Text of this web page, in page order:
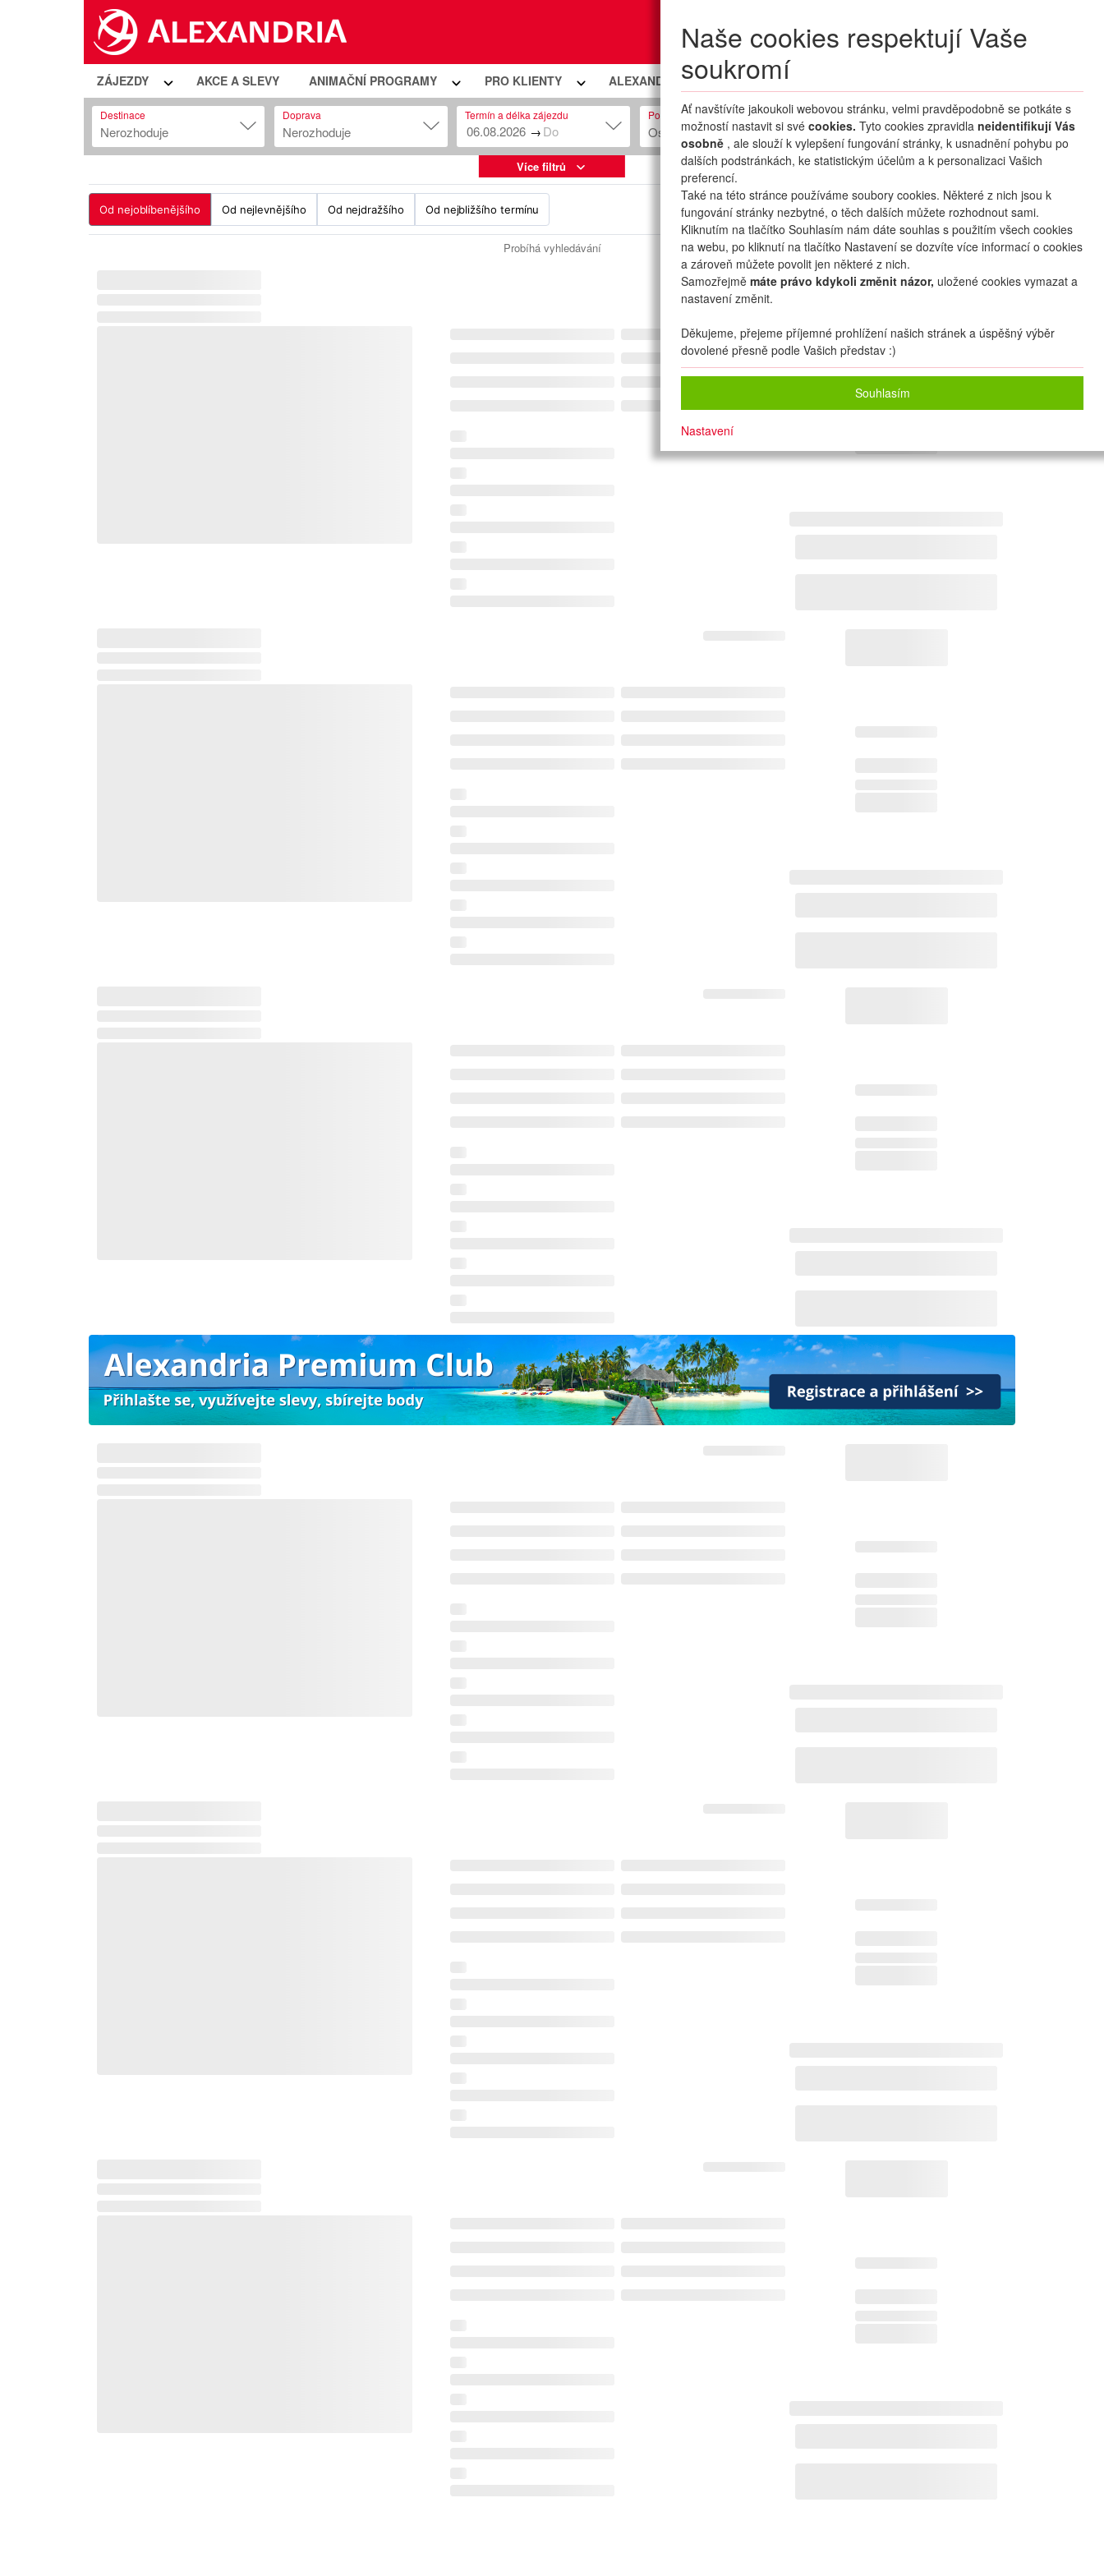
MojePřihlášení
Naše cookies respektují Vaše
soukromí
Ať navštívíte jakoukoli webovou stránku, velmi pravděpodobně se potkáte s
možností nastavit si své cookies. Tyto cookies zpravidla neidentifikují Vás
osobně , ale slouží k vylepšení fungování stránky, k usnadnění pohybu po
dalších podstránkách, ke statistickým účelům a k personalizaci Vašich
preferencí.
Také na této stránce používáme soubory cookies. Některé z nich jsou k
fungování stránky nezbytné, o těch dalších můžete rozhodnout sami.
Kliknutím na tlačítko Souhlasím nám dáte souhlas s použitím všech cookies
na webu, po kliknutí na tlačítko Nastavení se dozvíte více informací o cookies
a zároveň můžete povolit jen některé z nich.
Samozřejmě máte právo kdykoli změnit názor, uložené cookies vymazat a
nastavení změnit.
Děkujeme, přejeme příjemné prohlížení našich stránek a úspěšný výběr
dovolené přesně podle Vašich představ :)
Souhlasím
Nastavení
ZÁJEZDY AKCE A SLEVY ANIMAČNÍ PROGRAMY PRO KLIENTY ALEXANDRIA PREMIUM CLUB
Destinace
Nerozhoduje
Doprava
Nerozhoduje
Termín a délka zájezdu
→
Počet osob
Osob: 2 + 0 HLEDAT ZÁJEZDY
Více filtrů
Od nejoblíbenějšího Od nejlevnějšího Od nejdražšího Od nejbližšího termínu
Probíhá vyhledávání